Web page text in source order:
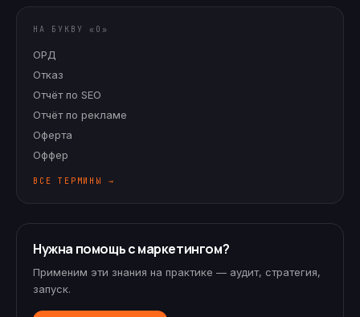
НА БУКВУ « О »
ОРД
Отказ
Отчёт по SEO
Отчёт по рекламе
Оферта
Оффер
ВСЕ ТЕРМИНЫ →
Нужна помощь с маркетингом?
Применим эти знания на практике — аудит, стратегия,
запуск.